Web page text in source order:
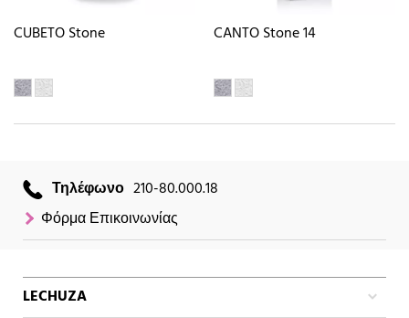
CUBETO Stone CANTO Stone 14
Τηλέφωνο 210-80.000.18
Φόρμα Επικοινωνίας
LECHUZA